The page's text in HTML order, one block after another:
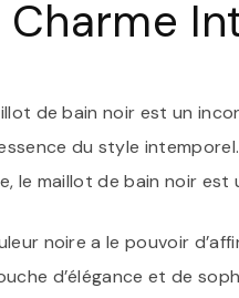
Charme
de bain noir est un
du style
le maillot de bain noir est
noire a le pouvoir
d’élégance et de